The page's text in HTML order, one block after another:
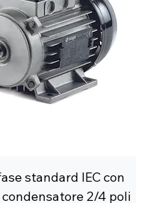
standard IEC con
2/4 poli